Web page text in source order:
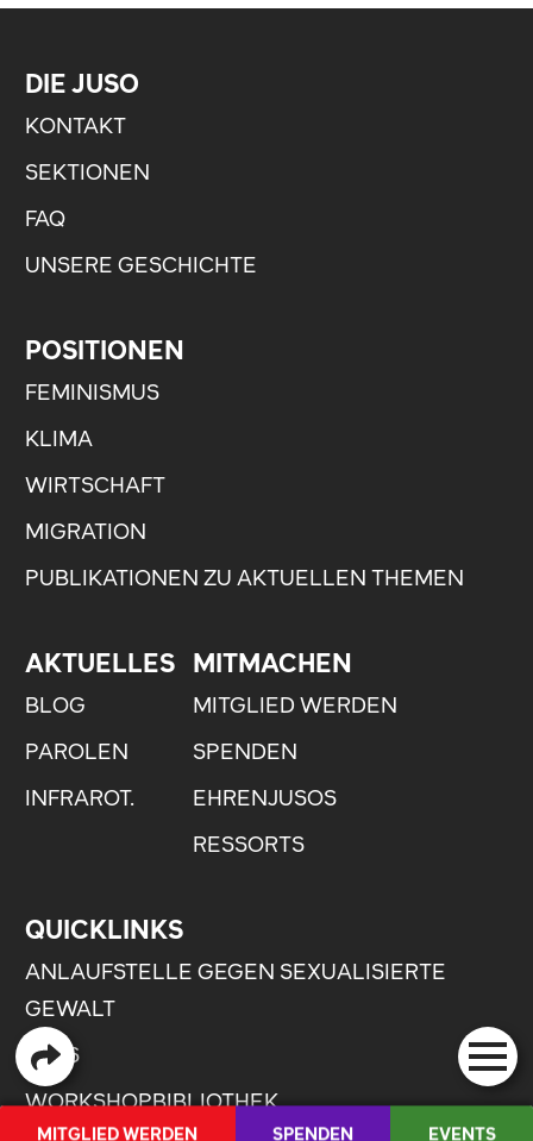
DIE JUSO
KONTAKT
SEKTIONEN
FAQ
UNSERE GESCHICHTE
POSITIONEN
FEMINISMUS
KLIMA
WIRTSCHAFT
MIGRATION
PUBLIKATIONEN ZU AKTUELLEN THEMEN
AKTUELLES
BLOG
PAROLEN
INFRAROT.
MITMACHEN
MITGLIED WERDEN
SPENDEN
EHRENJUSOS
RESSORTS
QUICKLINKS
ANLAUFSTELLE GEGEN SEXUALISIERTE
GEWALT
JOBS
WORKSHOPBIBLIOTHEK
MITGLIED WERDEN SPENDEN EVENTS